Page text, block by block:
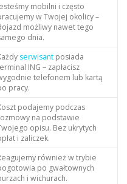
mobilni i często
w Twojej okolicy –
możliwy nawet tego
dnia.
serwisantposiada
ING – zapłacisz
telefonem lub kartą
pracy.
podajemy podczas
na podstawie
opisu. Bez ukrytych
i zaliczek.
również w trybie
po gwałtownych
i wichurach.